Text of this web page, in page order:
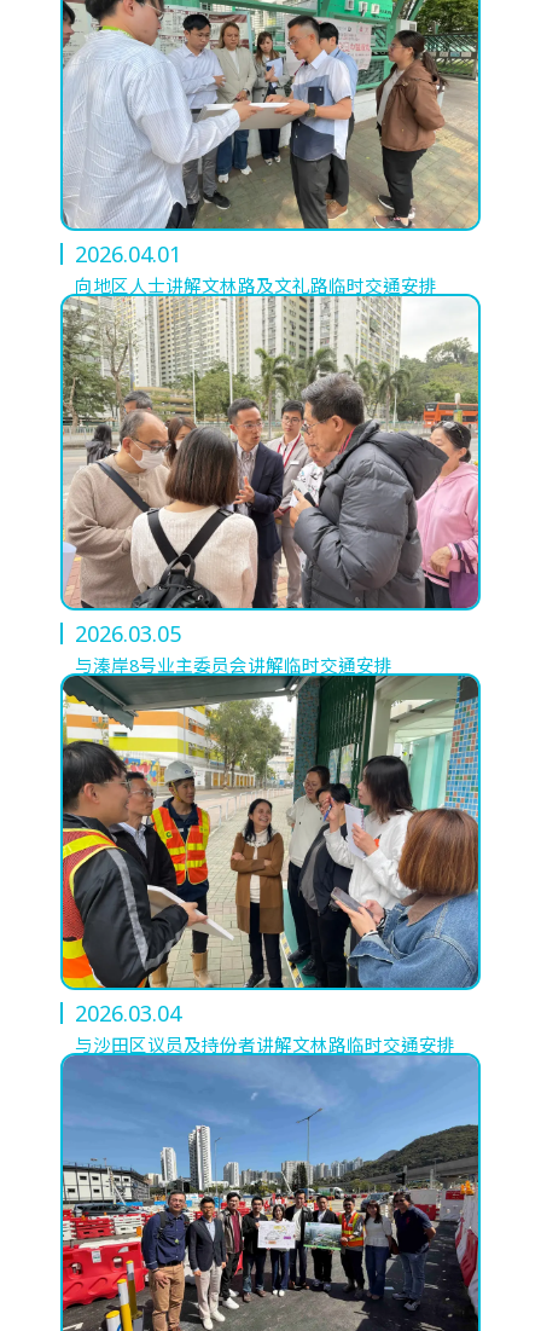
2026.04.01
向地区人士讲解文林路及文礼路临时交通安排
2026.03.05
与溱岸8号业主委员会讲解临时交通安排
2026.03.04
与沙田区议员及持份者讲解文林路临时交通安排